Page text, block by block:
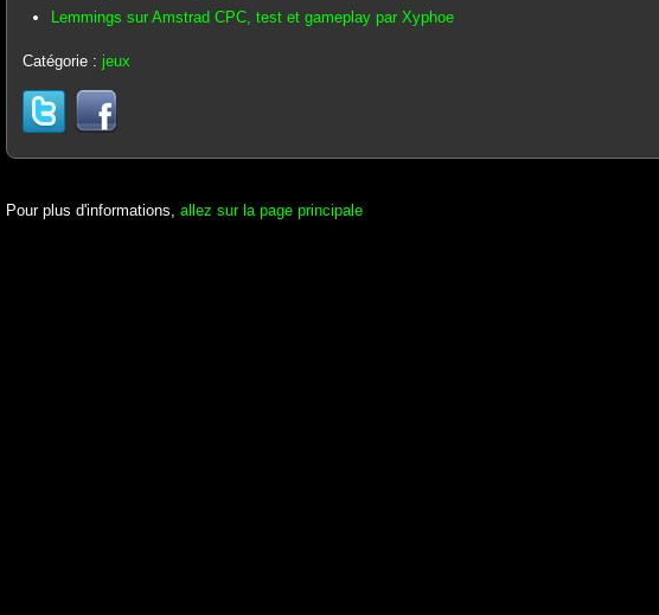
Lemmings sur Amstrad CPC, test et gameplay par Xyphoe
Catégorie : jeux
Pour plus d'informations, allez sur la page principale